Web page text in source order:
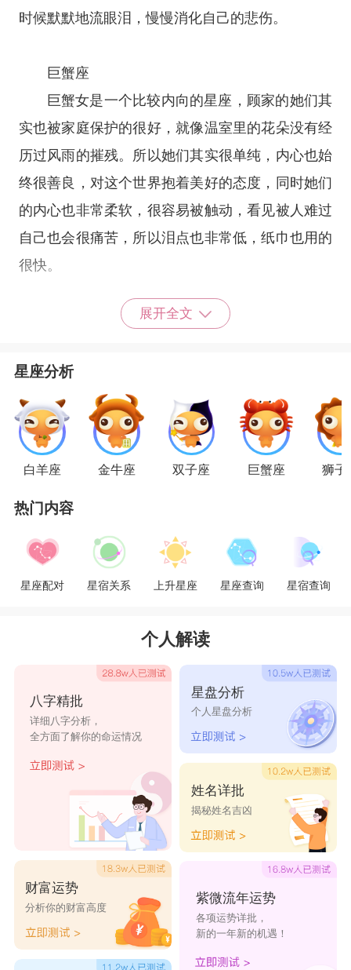
时候默默地流眼泪，慢慢消化自己的悲伤。
巨蟹座
巨蟹女是一个比较内向的星座，顾家的她们其
实也被家庭保护的很好，就像温室里的花朵没有经
历过风雨的摧残。所以她们其实很单纯，内心也始
终很善良，对这个世界抱着美好的态度，同时她们
的内心也非常柔软，很容易被触动，看见被人难过
自己也会很痛苦，所以泪点也非常低，纸巾也用的
很快。
她们是一个非常柔软的星座，她们的所有情绪几乎
都可以用眼泪表达，随时随地轻而易举，可谓呼之
即来。双鱼女大部分时候情绪都是比较消极的，压
抑又悲伤，所以你会看到她们的脸上经常挂满眼
人。
星座乐原创文章，转载需注明出处
展开全文
星座分析
白羊座 金牛座 双子座 巨蟹座 狮子
热门内容
星座配对 星宿关系 上升星座 星座查询 星宿查询
个人解读
八字精批
详细八字分析，
全方面了解你的命运情况
财富运势
分析你的财富高度
星盘分析
个人星盘分析
姓名详批
揭秘姓名吉凶
紫微流年运势
各项运势详批，
新的一年新的机遇！